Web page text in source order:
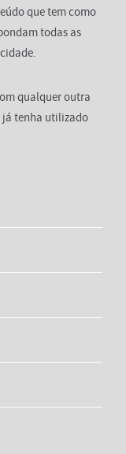
que tem como
todas as
qualquer outra
já tenha utilizado